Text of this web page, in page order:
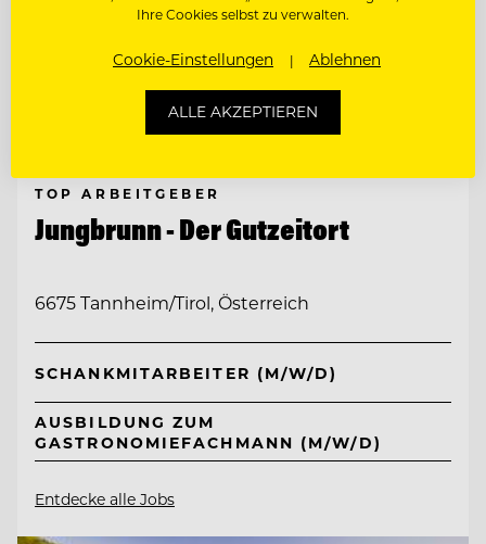
TOP ARBEITGEBER
Jungbrunn - Der Gutzeitort
6675 Tannheim/Tirol, Österreich
SCHANKMITARBEITER (M/W/D)
AUSBILDUNG ZUM
GASTRONOMIEFACHMANN (M/W/D)
Entdecke alle Jobs
Ihre Cookies selbst zu verwalten.
Cookie-Einstellungen Ablehnen
ALLE AKZEPTIEREN